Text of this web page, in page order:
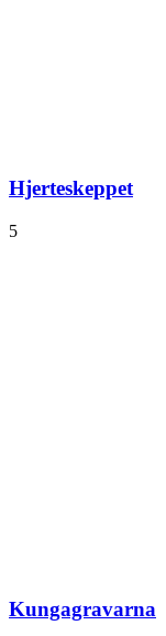
Hjerteskeppet
5
Kungagravarna